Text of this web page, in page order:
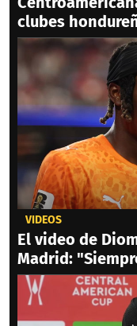
clubes
VIDEOS
El video de
Madrid: